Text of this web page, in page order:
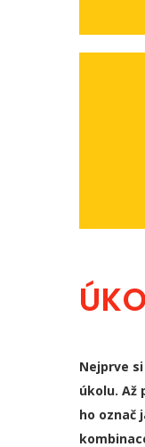
Nejprve
úkolu. Až
ho označ